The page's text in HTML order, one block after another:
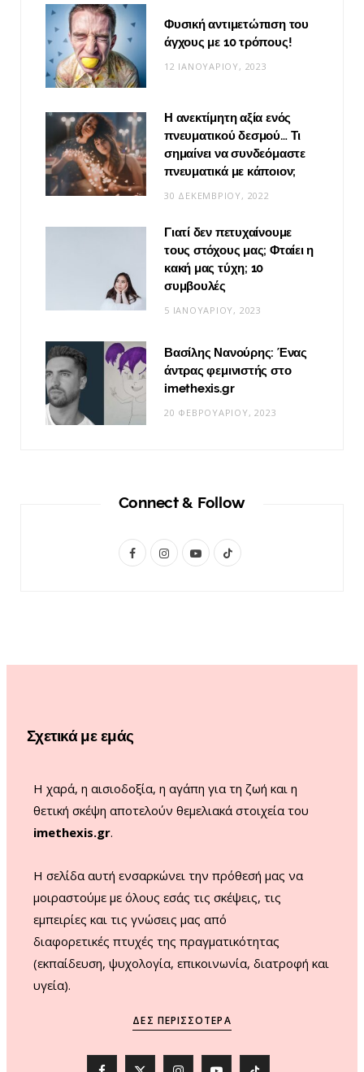
Φυσική αντιμετώπιση του
άγχους με 10 τρόπους!
12 ΙΑΝΟΥΑΡΊΟΥ, 2023
Η ανεκτίμητη αξία ενός
πνευματικού δεσμού… Τι
σημαίνει να συνδεόμαστε
πνευματικά με κάποιον;
30 ΔΕΚΕΜΒΡΊΟΥ, 2022
Γιατί δεν πετυχαίνουμε
τους στόχους μας; Φταίει η
κακή μας τύχη; 10
συμβουλές
5 ΙΑΝΟΥΑΡΊΟΥ, 2023
Βασίλης Νανούρης: Ένας
άντρας φεμινιστής στο
imethexis.gr
20 ΦΕΒΡΟΥΑΡΊΟΥ, 2023
Connect & Follow
F
b
I
a
Y
u
T
o
Σχετικά με εμάς
Η χαρά, η αισιοδοξία, η αγάπη για τη ζωή και η
θετική σκέψη αποτελούν θεμελιακά στοιχεία του
imethexis.gr.
H σελίδα αυτή ενσαρκώνει την πρόθεσή μας να
μοιραστούμε με όλους εσάς τις σκέψεις, τις
εμπειρίες και τις γνώσεις μας από
διαφορετικές πτυχές της πραγματικότητας
(εκπαίδευση, ψυχολογία, επικοινωνία, διατροφή και
υγεία).
ΔΕΣ ΠΕΡΙΣΣΌΤΕΡΑ